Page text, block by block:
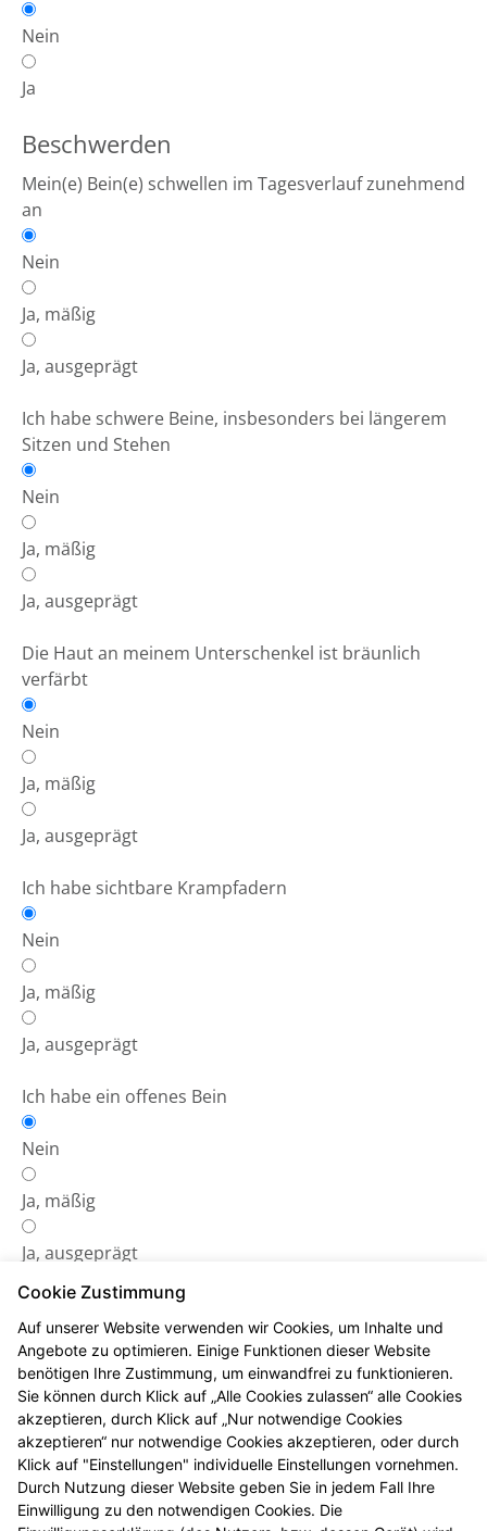
Nein
Ja
Beschwerden
Mein(e) Bein(e) schwellen im Tagesverlauf zunehmend
an
Nein
Ja, mäßig
Ja, ausgeprägt
Ich habe schwere Beine, insbesonders bei längerem
Sitzen und Stehen
Nein
Ja, mäßig
Ja, ausgeprägt
Die Haut an meinem Unterschenkel ist bräunlich
verfärbt
Nein
Ja, mäßig
Ja, ausgeprägt
Ich habe sichtbare Krampfadern
Nein
Ja, mäßig
Ja, ausgeprägt
Ich habe ein offenes Bein
Nein
Ja, mäßig
Ja, ausgeprägt
Das Ergebnis
Ihr Risiko:
Cookie Zustimmung
Auf unserer Website verwenden wir Cookies, um Inhalte und
Angebote zu optimieren. Einige Funktionen dieser Website
benötigen Ihre Zustimmung, um einwandfrei zu funktionieren.
Sie können durch Klick auf „Alle Cookies zulassen“ alle Cookies
akzeptieren, durch Klick auf „Nur notwendige Cookies
akzeptieren“ nur notwendige Cookies akzeptieren, oder durch
Klick auf "Einstellungen" individuelle Einstellungen vornehmen.
Durch Nutzung dieser Website geben Sie in jedem Fall Ihre
Einwilligung zu den notwendigen Cookies. Die